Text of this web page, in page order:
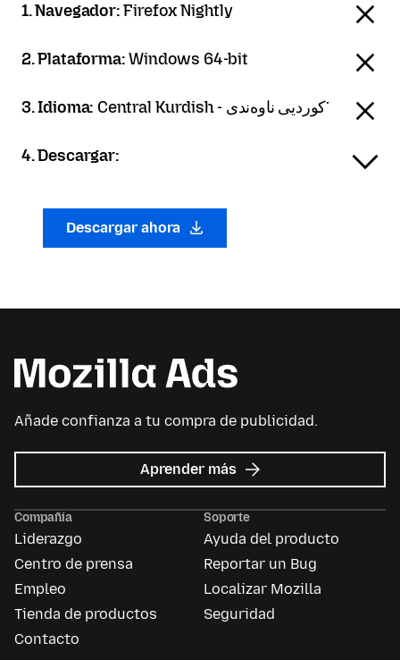
1. Navegador:Firefox Nightly
2. Plataforma:Windows 64-bit
3. Idioma: Central Kurdish - کوردیی ناوەندی་
4. Descargar:
Descargar ahora
Añade confianza a tu compra de publicidad.
Aprender más acerca
de
Ads
Compañía
Liderazgo
Centro de prensa
Empleo
Tienda de productos
Contacto
Soporte
Ayuda del producto
Reportar un Bug
Localizar Mozilla
Seguridad